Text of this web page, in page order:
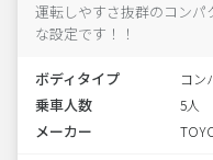
運転しやすさ抜群のコンパ
な設定です！！
ボディタイプ コン
乗車人数 5人
メーカー